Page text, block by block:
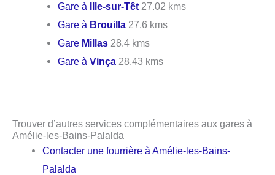
Gare à
Ille-sur-Têt 27.02 kms
Gare à Brouilla 27.6 kms
Gare Millas 28.4 kms
Gare àVinça 28.43 kms
Trouver d’autres services complémentaires aux gares à
Amélie-les-Bains-Palalda
Contacter une fourrière à Amélie-les-Bains-
Palalda